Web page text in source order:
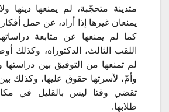
متدينة متحجّبة، لم يمنعها دينها
يمنعان غيرها إذا أراد، عن حمل
كما لم يمنعها عن متابعة
اللقب الثالث، الدكتوراه، وكذلك
لم تمنعها من التوفيق بين دراستها
وأمّ، لأسرتها حقوق عليها، وكذلك
تقضي وقتا ليس بالقليل في
طلابها.